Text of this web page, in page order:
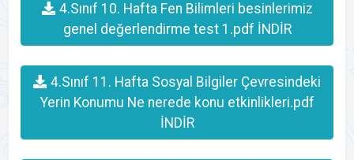
4.Sınıf 10. Hafta Fen Bilimleri besinlerimiz
genel değerlendirme test 1.pdf İNDİR
4.Sınıf 11. Hafta Sosyal Bilgiler Çevresindeki
Yerin Konumu Ne nerede konu etkinlikleri.pdf
İNDİR